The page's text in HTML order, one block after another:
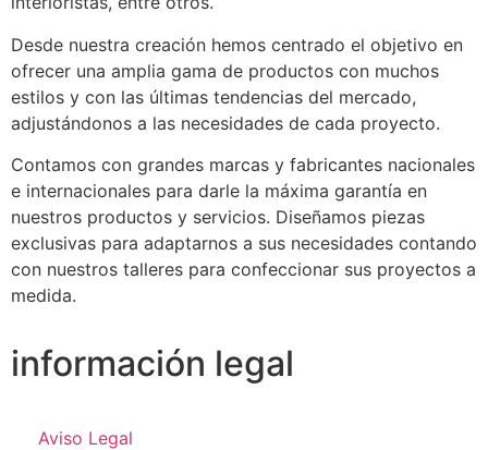
Desde nuestra creación hemos centrado el objetivo en
ofrecer una amplia gama de productos con muchos
estilos y con las últimas tendencias del mercado,
adjustándonos a las necesidades de cada proyecto.
Contamos con grandes marcas y fabricantes nacionales
e internacionales para darle la máxima garantía en
nuestros productos y servicios. Diseñamos piezas
exclusivas para adaptarnos a sus necesidades contando
con nuestros talleres para confeccionar sus proyectos a
medida.
información legal
Aviso Legal